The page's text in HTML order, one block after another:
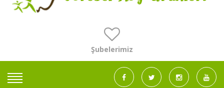
Şubelerimiz